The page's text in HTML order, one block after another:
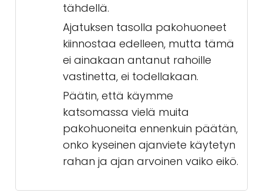
tähdellä.
Ajatuksen tasolla pakohuoneet
kiinnostaa edelleen, mutta tämä
ei ainakaan antanut rahoille
vastinetta, ei todellakaan.
Päätin, että käymme
katsomassa vielä muita
pakohuoneita ennenkuin päätän,
onko kyseinen ajanviete käytetyn
rahan ja ajan arvoinen vaiko eikö.